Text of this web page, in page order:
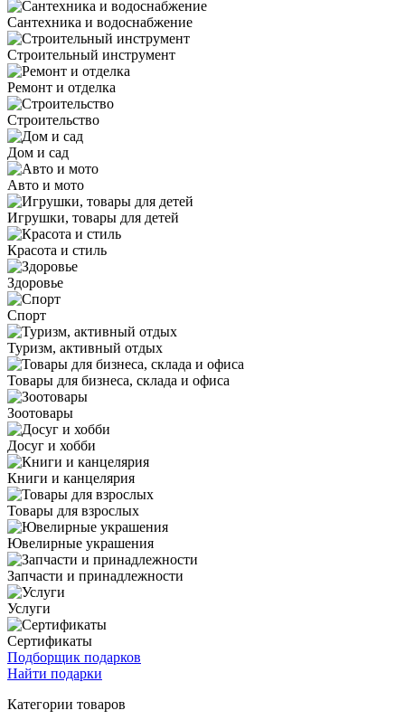
Сантехника и водоснабжение
Строительный инструмент
Ремонт и отделка
Строительство
Дом и сад
Авто и мото
Игрушки, товары для детей
Красота и стиль
Здоровье
Спорт
Туризм, активный отдых
Товары для бизнеса, склада и офиса
Зоотовары
Досуг и хобби
Книги и канцелярия
Товары для взрослых
Ювелирные украшения
Запчасти и принадлежности
Услуги
Сертификаты
Подборщик подарков
Найти подарки
Категории товаров